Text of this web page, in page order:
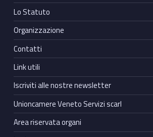
Lo Statuto
Organizzazione
Contatti
Link utili
Iscriviti alle nostre newsletter
Unioncamere Veneto Servizi scarl
Area riservata organi